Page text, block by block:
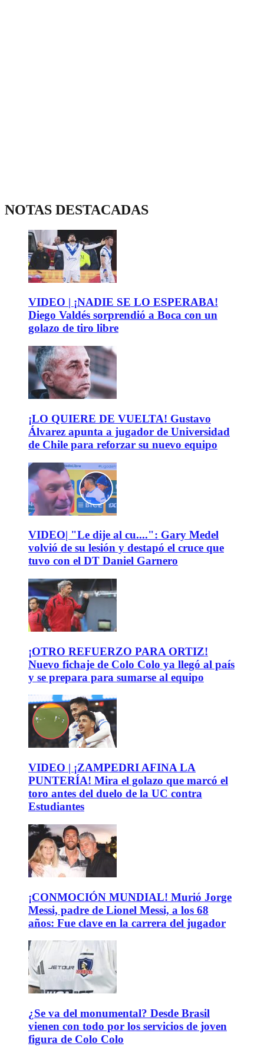
NOTAS DESTACADAS
VIDEO | ¡NADIE SE LO ESPERABA!
Diego Valdés sorprendió a Boca con un
golazo de tiro libre
¡LO QUIERE DE VUELTA! Gustavo
Álvarez apunta a jugador de Universidad
de Chile para reforzar su nuevo equipo
VIDEO| "Le dije al cu....": Gary Medel
volvió de su lesión y destapó el cruce que
tuvo con el DT Daniel Garnero
¡OTRO REFUERZO PARA ORTIZ!
Nuevo fichaje de Colo Colo ya llegó al país
y se prepara para sumarse al equipo
VIDEO | ¡ZAMPEDRI AFINA LA
PUNTERÍA! Mira el golazo que marcó el
toro antes del duelo de la UC contra
Estudiantes
¡CONMOCIÓN MUNDIAL! Murió Jorge
Messi, padre de Lionel Messi, a los 68
años: Fue clave en la carrera del jugador
¿Se va del monumental? Desde Brasil
vienen con todo por los servicios de joven
figura de Colo Colo